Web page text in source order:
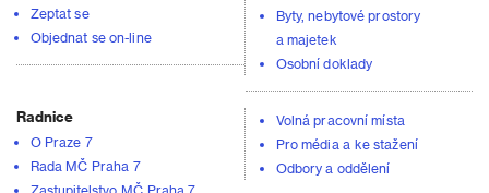
Zeptat se
Objednat se on-line
Byty, nebytové prostory
a majetek
Osobní doklady
Radnice
O Praze 7
Rada MČ Praha 7
Zastupitelstvo MČ Praha 7
Volná pracovní místa
Pro média a ke stažení
Odbory a oddělení